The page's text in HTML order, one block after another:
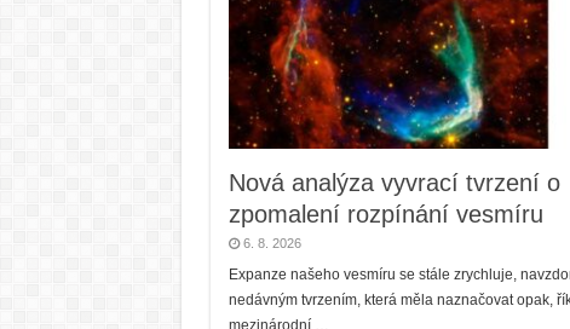
Nová analýza vyvrací tvrzení o
zpomalení rozpínání vesmíru
6. 8. 2026
Expanze našeho vesmíru se stále zrychluje,
nedávným tvrzením, která měla naznačovat opak,
mezinárodní …